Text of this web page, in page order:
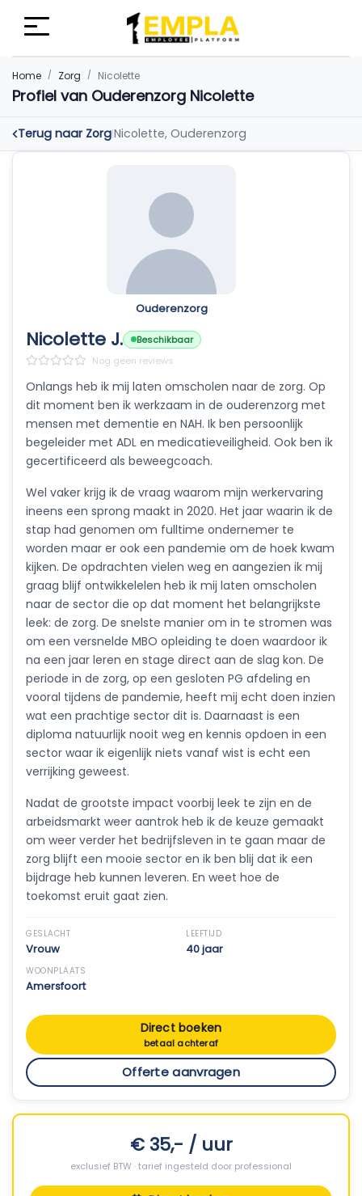
Home Zorg Nicolette
Profiel van Ouderenzorg Nicolette
Terug naar Zorg|Nicolette, Ouderenzorg
Ouderenzorg
Nicolette J.
Beschikbaar
Nog geen reviews
Onlangs heb ik mij laten omscholen naar de zorg. Op
dit moment ben ik werkzaam in de ouderenzorg met
mensen met dementie en NAH. Ik ben persoonlijk
begeleider met ADL en medicatieveiligheid. Ook ben ik
gecertificeerd als beweegcoach.
Wel vaker krijg ik de vraag waarom mijn werkervaring
ineens een sprong maakt in 2020. Het jaar waarin ik de
stap had genomen om fulltime ondernemer te
worden maar er ook een pandemie om de hoek kwam
kijken. De opdrachten vielen weg en aangezien ik mij
graag blijf ontwikkelelen heb ik mij laten omscholen
naar de sector die op dat moment het belangrijkste
leek: de zorg. De snelste manier om in te stromen was
om een versnelde MBO opleiding te doen waardoor ik
na een jaar leren en stage direct aan de slag kon. De
periode in de zorg, op een gesloten PG afdeling en
vooral tijdens de pandemie, heeft mij echt doen inzien
wat een prachtige sector dit is. Daarnaast is een
diploma natuurlijk nooit weg en kennis opdoen in een
sector waar ik eigenlijk niets vanaf wist is echt een
verrijking geweest.
Nadat de grootste impact voorbij leek te zijn en de
arbeidsmarkt weer aantrok heb ik de keuze gemaakt
om weer verder het bedrijfsleven in te gaan maar de
zorg blijft een mooie sector en ik ben blij dat ik een
bijdrage heb kunnen leveren. En weet hoe de
toekomst eruit gaat zien.
GESLACHT
Vrouw
LEEFTIJD
40 jaar
WOONPLAATS
Amersfoort
Direct boeken
betaal achteraf
Offerte aanvragen
€ 35,- / uur
exclusief BTW · tarief ingesteld door professional